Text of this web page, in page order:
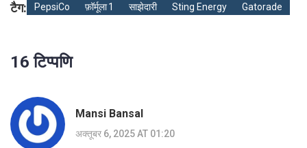
टैग: PepsiCo फ़ॉर्मूला 1 साझेदारी Sting Energy Gatorade
16 टिप्पणि
Mansi Bansal
अक्तूबर 6, 2025 AT 01:20